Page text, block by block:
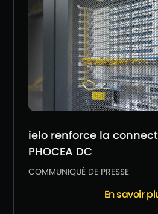
ielo renforce la
PHOCEA DC
COMMUNIQUÉ DE PRESSE
En savoir